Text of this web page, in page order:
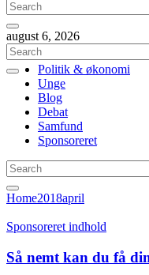
august 6, 2026
Politik & økonomi
Unge
Blog
Debat
Samfund
Sponsoreret
Home2018april
Sponsoreret indhold
Så nemt kan du få